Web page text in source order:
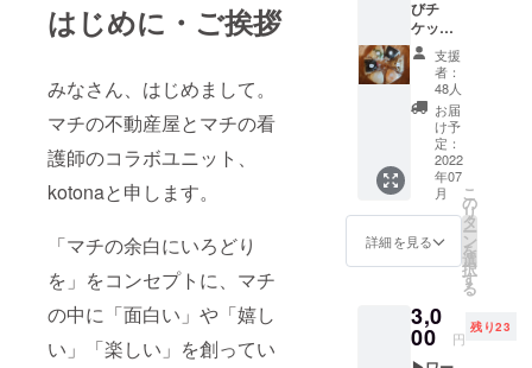
はじめに・ご挨拶
みなさん、はじめまして。
マチの不動産屋とマチの看
護師のコラボユニット、
kotonaと申します。
「マチの余白にいろどり
を」をコンセプトに、マチ
の中に「面白い」や「嬉し
い」「楽しい」を創ってい
びチ
ケット
10個分
大阪府
八尾市
萱振町
にある
【むす
んで、
にぎっ
て。】
のおむ
すび
（130
円〜230
どれで
も10個
購入で
支援
者：
48人
お届
け予
定：
2022
年07
月
詳細を見る
こ
の
リ
タ
ー
ン
を
選
択
す
る
3,0
00 円
残り23